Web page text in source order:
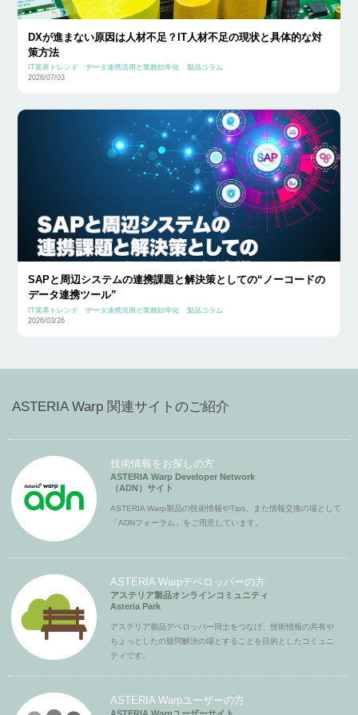
DXが進まない原因は人材不足？IT人材不足の現状と具体的な対
策方法
IT業界トレンド データ連携活用と業務効率化
製品コラム
2026/07/03
SAPと周辺システムの連携課題と解決策としての“ノーコードの
データ連携ツール”
IT業界トレンド データ連携活用と業務効率化
製品コラム
2026/03/26
ASTERIA Warp 関連サイトのご紹介
技術情報をお探しの方
ASTERIA Warp Developer Network
（ADN）サイト
ASTERIA Warp製品の技術情報やTips、また情報交換の場として
「ADNフォーラム」をご用意しています。
ASTERIA Warpデベロッパーの方
アステリア製品オンラインコミュニティ
Asteria Park
アステリア製品デベロッパー同士をつなげ、技術情報の共有や
ちょっとしたの疑問解決の場とすることを目的としたコミュニ
ティです。
ASTERIA Warpユーザーの方
ASTERIA Warpユーザーサイト